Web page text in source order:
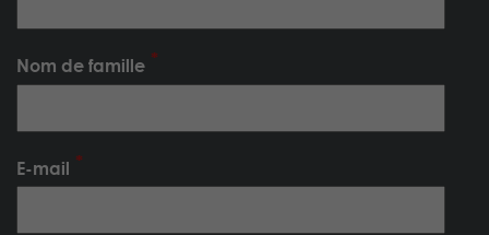
Nom de famille
E-mail